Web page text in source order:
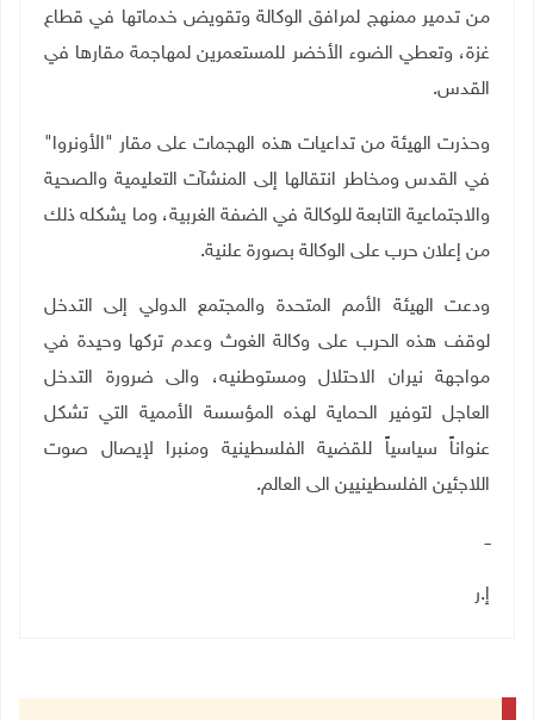
من تدمير ممنهج لمرافق الوكالة وتقويض خدماتها في قطاع
غزة، وتعطي الضوء الأخضر للمستعمرين لمهاجمة مقارها في
القدس.
وحذرت الهيئة من تداعيات هذه الهجمات على مقار "الأونروا"
في القدس ومخاطر انتقالها إلى المنشآت التعليمية والصحية
والاجتماعية التابعة للوكالة في الضفة الغربية، وما يشكله ذلك
من إعلان حرب على الوكالة بصورة علنية.
ودعت الهيئة الأمم المتحدة والمجتمع الدولي إلى التدخل
لوقف هذه الحرب على وكالة الغوث وعدم تركها وحيدة في
مواجهة نيران الاحتلال ومستوطنيه، والى ضرورة التدخل
العاجل لتوفير الحماية لهذه المؤسسة الأممية التي تشكل
عنواناً سياسياً للقضية الفلسطينية ومنبرا لإيصال صوت
اللاجئين الفلسطينيين الى العالم.
ــ
إ.ر